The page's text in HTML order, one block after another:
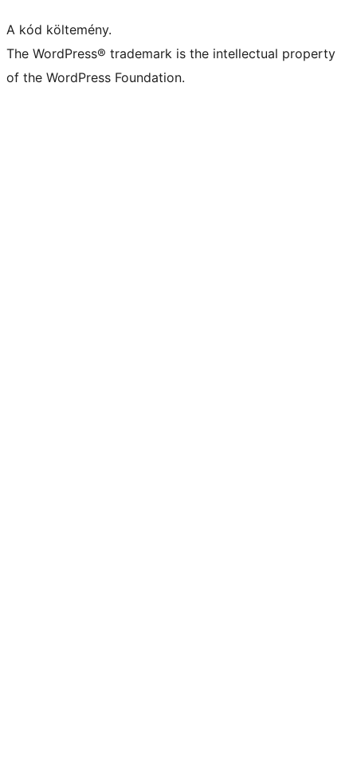
A kód költemény.
The WordPress® trademark is the intellectual property
of the WordPress Foundation.